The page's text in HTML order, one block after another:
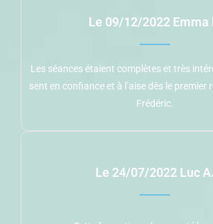
Le 09/12/2022 Emma
Les séances étaient complètes et très
sent en confiance et à l’aise dès le premier
Frédéric.
Le 24/07/2022 Luc A.